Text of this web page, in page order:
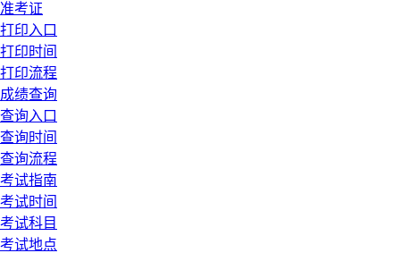
准考证
打印入口
打印时间
打印流程
成绩查询
查询入口
查询时间
查询流程
考试指南
考试时间
考试科目
考试地点